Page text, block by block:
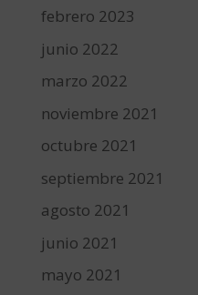
febrero 2023
junio 2022
marzo 2022
noviembre 2021
octubre 2021
septiembre 2021
agosto 2021
junio 2021
mayo 2021